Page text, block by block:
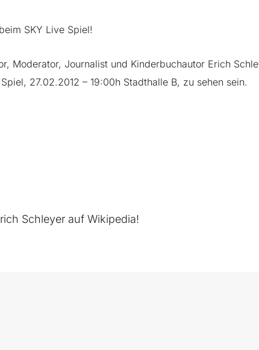
SKY Live Spiel!
Moderator, Journalist und Kinderbuchautor Erich
27.02.2012 – 19:00h Stadthalle B, zu sehen sein.
Schleyer auf Wikipedia!